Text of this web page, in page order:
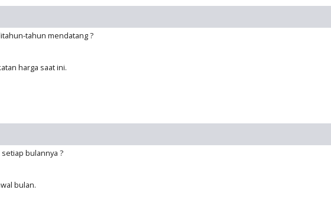
tahun mendatang ?
harga saat ini.
bulannya ?
bulan.